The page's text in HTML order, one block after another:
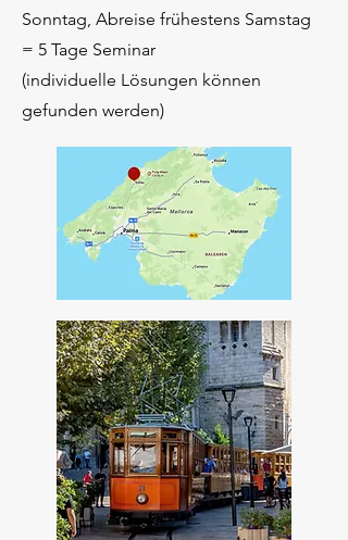
Sonntag, Abreise frühestens Samstag
= 5 Tage Seminar
(individuelle Lösungen können
gefunden werden)